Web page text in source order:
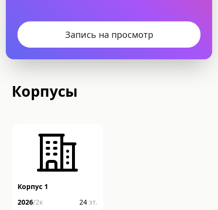
Запись на просмотр
Корпусы
Корпус 1
2026/2к 24 эт.